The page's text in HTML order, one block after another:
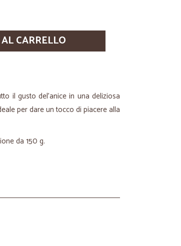
CARRELLO
il gusto del'anice in una deliziosa
per dare un tocco di piacere alla
da 150 g.